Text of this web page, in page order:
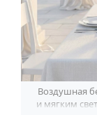
Воздушная
и мягким